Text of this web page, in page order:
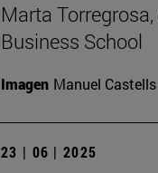
Marta
Business School
Imagen Manuel Castells
23 | 06 | 2025